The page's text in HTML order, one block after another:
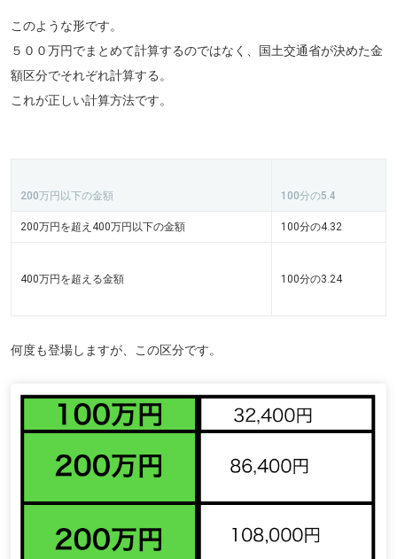
このような形です。
５００万円でまとめて計算するのではなく、国土交通省が決めた金
額区分でそれぞれ計算する。
これが正しい計算方法です。
200万円以下の金額 100分の5.4
200万円を超え400万円以下の金額 100分の4.32
400万円を超える金額 100分の3.24
何度も登場しますが、この区分です。